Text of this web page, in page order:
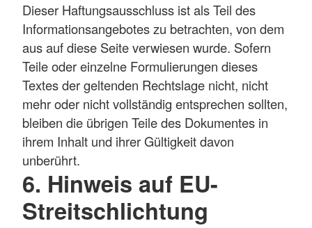
Dieser Haftungsausschluss ist als Teil des
Informationsangebotes zu betrachten, von dem
aus auf diese Seite verwiesen wurde. Sofern
Teile oder einzelne Formulierungen dieses
Textes der geltenden Rechtslage nicht, nicht
mehr oder nicht vollständig entsprechen sollten,
bleiben die übrigen Teile des Dokumentes in
ihrem Inhalt und ihrer Gültigkeit davon
unberührt.
6. Hinweis auf EU-
Streitschlichtung